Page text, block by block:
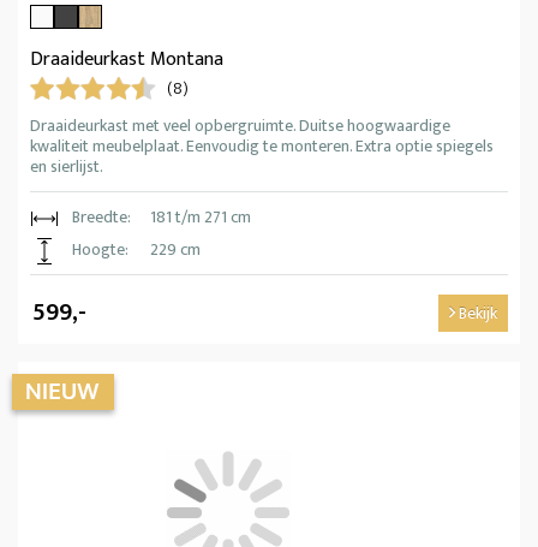
Draaideurkast Montana
(8)
Draaideurkast met veel opbergruimte. Duitse hoogwaardige
kwaliteit meubelplaat. Eenvoudig te monteren. Extra optie spiegels
en sierlijst.
Breedte:
181 t/m 271 cm
Hoogte:
229 cm
599,- Bekijk